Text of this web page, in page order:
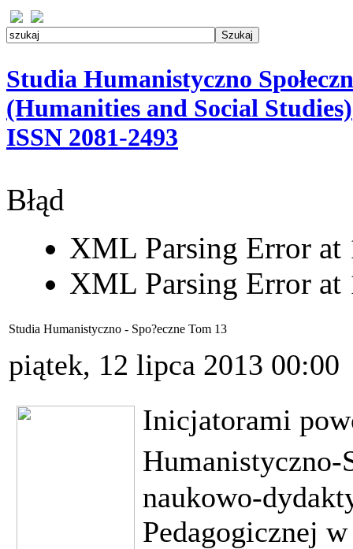
Studia Humanistyczno
(Humanities and Social Studies)
ISSN 2081-2493
Błąd
XML Parsing Error at
XML Parsing Error at
Studia Humanistyczno - Spo?eczne Tom 13
piątek, 12 lipca 2013 00:00
Inicjatorami
naukowo-
Pedagogicznej